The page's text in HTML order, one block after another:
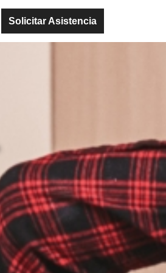
Solicitar Asistencia